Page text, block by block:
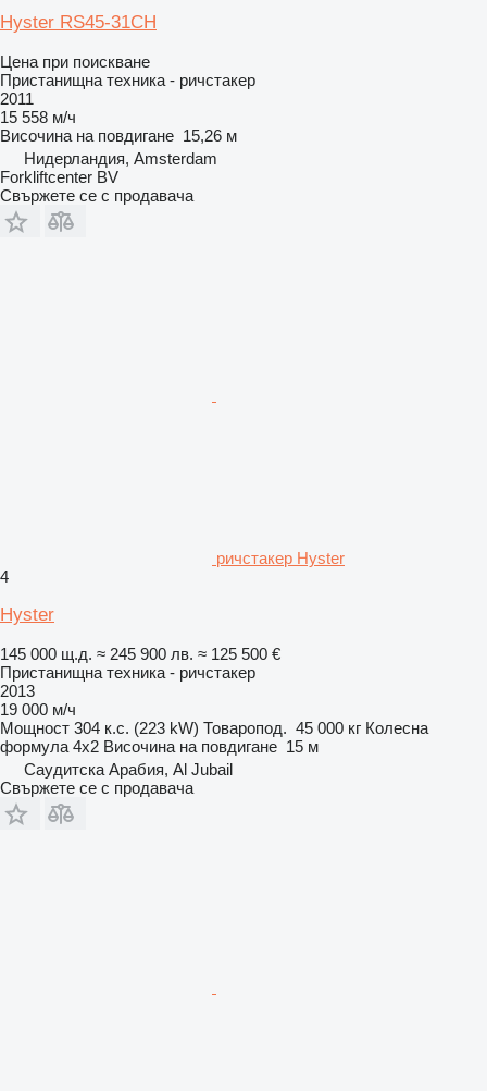
Hyster RS45-31CH
Цена при поискване
Пристанищна техника - ричстакер
2011
15 558 м/ч
Височина на повдигане 15,26 м
Нидерландия, Amsterdam
Forkliftcenter BV
Свържете се с продавача
ричстакер Hyster
4
Hyster
145 000 щ.д. ≈ 245 900 лв. ≈ 125 500 €
Пристанищна техника - ричстакер
2013
19 000 м/ч
Мощност 304 к.с. (223 kW) Товаропод. 45 000 кг Колесна
формула 4x2 Височина на повдигане 15 м
Саудитска Арабия, Al Jubail
Свържете се с продавача